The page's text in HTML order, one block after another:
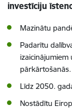
investīciju
Mazinātu
Padarītu
pārkārtošanās.
Līdz 2050.
Nostādītu